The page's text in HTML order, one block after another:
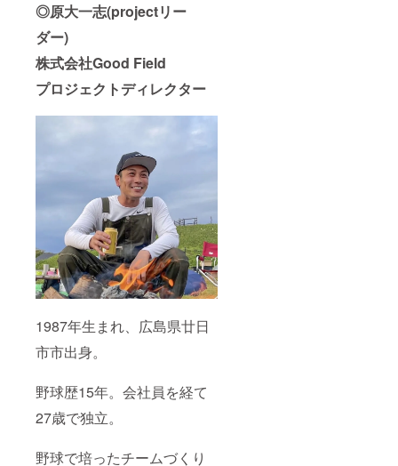
◎原大一志(projectリー
ダー)
株式会社Good Field
プロジェクトディレクター
1987年生まれ、広島県廿日
市市出身。
野球歴15年。会社員を経て
27歳で独立。
野球で培ったチームづくり